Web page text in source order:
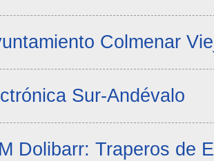
Colmenar
Sur-Andévalo
Dolibarr: Traperos de